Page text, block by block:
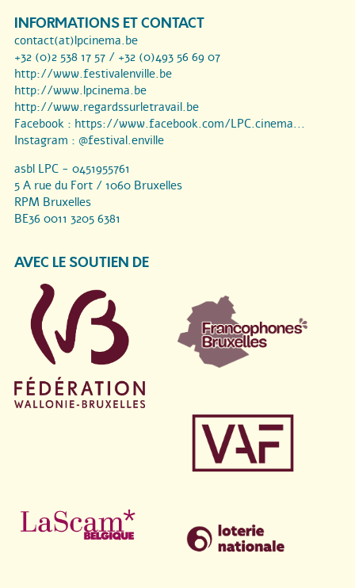
INFORMATIONS ET CONTACT
contact(at)lpcinema.be
+32 (0)2 538 17 57 / +32 (0)493 56 69 07
http://www.festivalenville.be
http://www.lpcinema.be
http://www.regardssurletravail.be
Facebook : https://www.facebook.com/LPC.cinema...
Instagram : @festival.enville
asbl LPC - 0451955761
5 A rue du Fort / 1060 Bruxelles
RPM Bruxelles
BE36 0011 3205 6381
AVEC LE SOUTIEN DE